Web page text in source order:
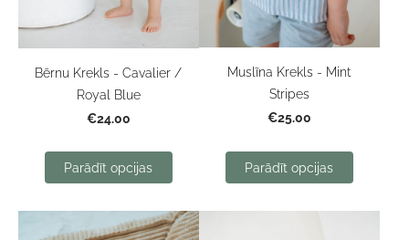
Bērnu Krekls - Cavalier /
Royal Blue
€24.00
Parādīt opcijas
Muslīna Krekls - Mint
Stripes
€25.00
Parādīt opcijas